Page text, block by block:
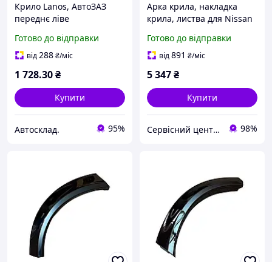
Крило Lanos, АвтоЗАЗ
переднє ліве
повторювача, (TF69Y0-
8403013-20)
Готово до відправки
від288₴/міс
1 728.30₴
Купити
Автосклад. 95%
Арка крила, накладка
крила, листва для Nissan
63811-5MR5A/63811-
5MP5A
Готово до відправки
від891 ₴/міс
5 347₴
Купити
Сервісний центр Екран 98%